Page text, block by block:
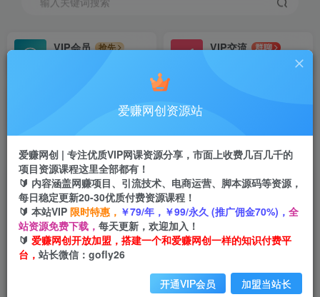
VIP会员
抢先
VIP交流
群聊
研究探讨更多创业项目路子。
会员专属推广链接
首页 创业课程 会员专属 正文
（4906期）抖音独家起号，一天引流500+精准
粉，适合各类行业（9节视频课）
爱赚网创
2年前发布
关注 私信
爱赚网创资源站
爱赚网创 | 专注优质VIP网课资源分享，市面上收费几百几千的
项目资源课程这里全部都有！
🔰 内容涵盖网赚项目、引流技术、电商运营、脚本源码等资源，
每日稳定更新20-30优质付费资源课程！
🔰 本站VIP 限时特惠， ￥79/年，￥99/永久 (推广佣金70%)， 全
站资源免费下载， 每天更新，欢迎加入！
🔰 爱赚网创开放加盟，搭建一个和爱赚网创一样的知识付费平
台， 站长微信：gofly26
开通VIP会员 加盟当站长